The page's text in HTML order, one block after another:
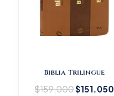
Biblia Trilingue
$159.000$151.050